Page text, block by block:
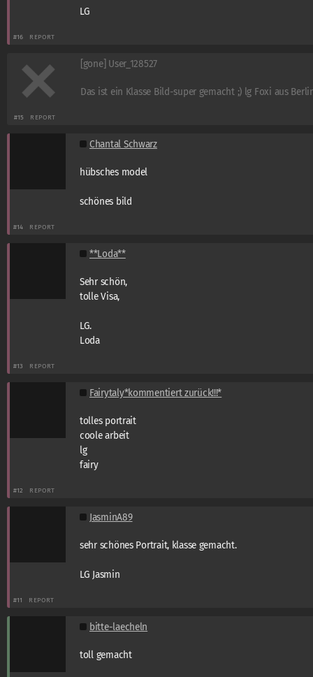
LG
#16 REPORT
[gone] User_128527
Das ist ein Klasse Bild-super gemacht ;) lg Foxi aus
#15 REPORT
Chantal Schwarz
hübsches model
schönes bild
#14 REPORT
**Loda**
Sehr schön,
tolle Visa,
LG.
Loda
#13 REPORT
Fairytaly*kommentiert zurück!!!*
tolles portrait
coole arbeit
lg
fairy
#12 REPORT
JasminA89
sehr schönes Portrait, klasse gemacht.
LG Jasmin
#11 REPORT
bitte-laecheln
toll gemacht